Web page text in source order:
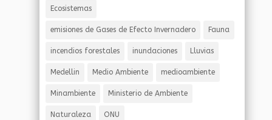
Ecosistemas
emisiones de Gases de Efecto Invernadero Fauna
incendios forestales inundaciones Lluvias
Medellin Medio Ambiente medioambiente
Minambiente Ministerio de Ambiente
Naturaleza ONU